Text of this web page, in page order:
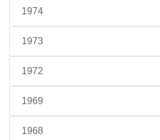
1974
1973
1972
1969
1968